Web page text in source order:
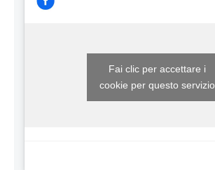
Fai clic per accettare i
cookie per questo servizio